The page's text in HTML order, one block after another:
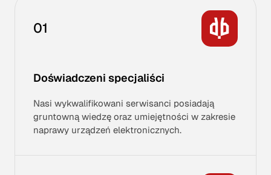
01
Doświadczeni specjaliści
Nasi wykwalifikowani serwisanci posiadają
gruntowną wiedzę oraz umiejętności w zakresie
naprawy urządzeń elektronicznych.